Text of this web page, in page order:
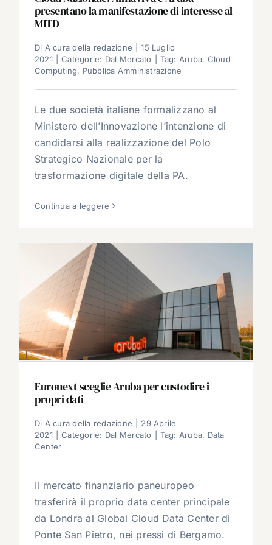
presentano la manifestazione di interesse al
MITD
Di A cura della redazione
15 Luglio
2021
Categorie: Dal Mercato Tag: Aruba, Cloud
Computing, Pubblica Amministrazione
Le due società italiane formalizzano al
Ministero dell’Innovazione l’intenzione di
candidarsi alla realizzazione del Polo
Strategico Nazionale per la
trasformazione digitale della PA.
Continua a leggere
Euronext sceglie Aruba per custodire i
propri dati
Di A cura della redazione
29 Aprile
2021
Categorie: Dal Mercato Tag: Aruba, Data
Center
Il mercato finanziario paneuropeo
trasferirà il proprio data center principale
da Londra al Global Cloud Data Center di
Ponte San Pietro, nei pressi di Bergamo.